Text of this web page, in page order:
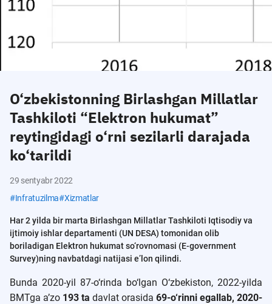
O‘zbekistonning Birlashgan Millatlar
Tashkiloti “Elektron hukumat”
reytingidagi o‘rni sezilarli darajada
ko‘tarildi
29 sentyabr 2022
#Infratuzilma#Xizmatlar
Har 2 yilda bir marta Birlashgan Millatlar Tashkiloti Iqtisodiy va
ijtimoiy ishlar departamenti (UN DESA) tomonidan olib
boriladigan Elektron hukumat so‘rovnomasi (E-government
Survey)ning navbatdagi natijasi e’lon qilindi.
Bunda 2020-yil 87-o‘rinda bo‘lgan O‘zbekiston, 2022-yilda
BMTga a’zo 193 ta davlat orasida 69-o‘rinni egallab, 2020-